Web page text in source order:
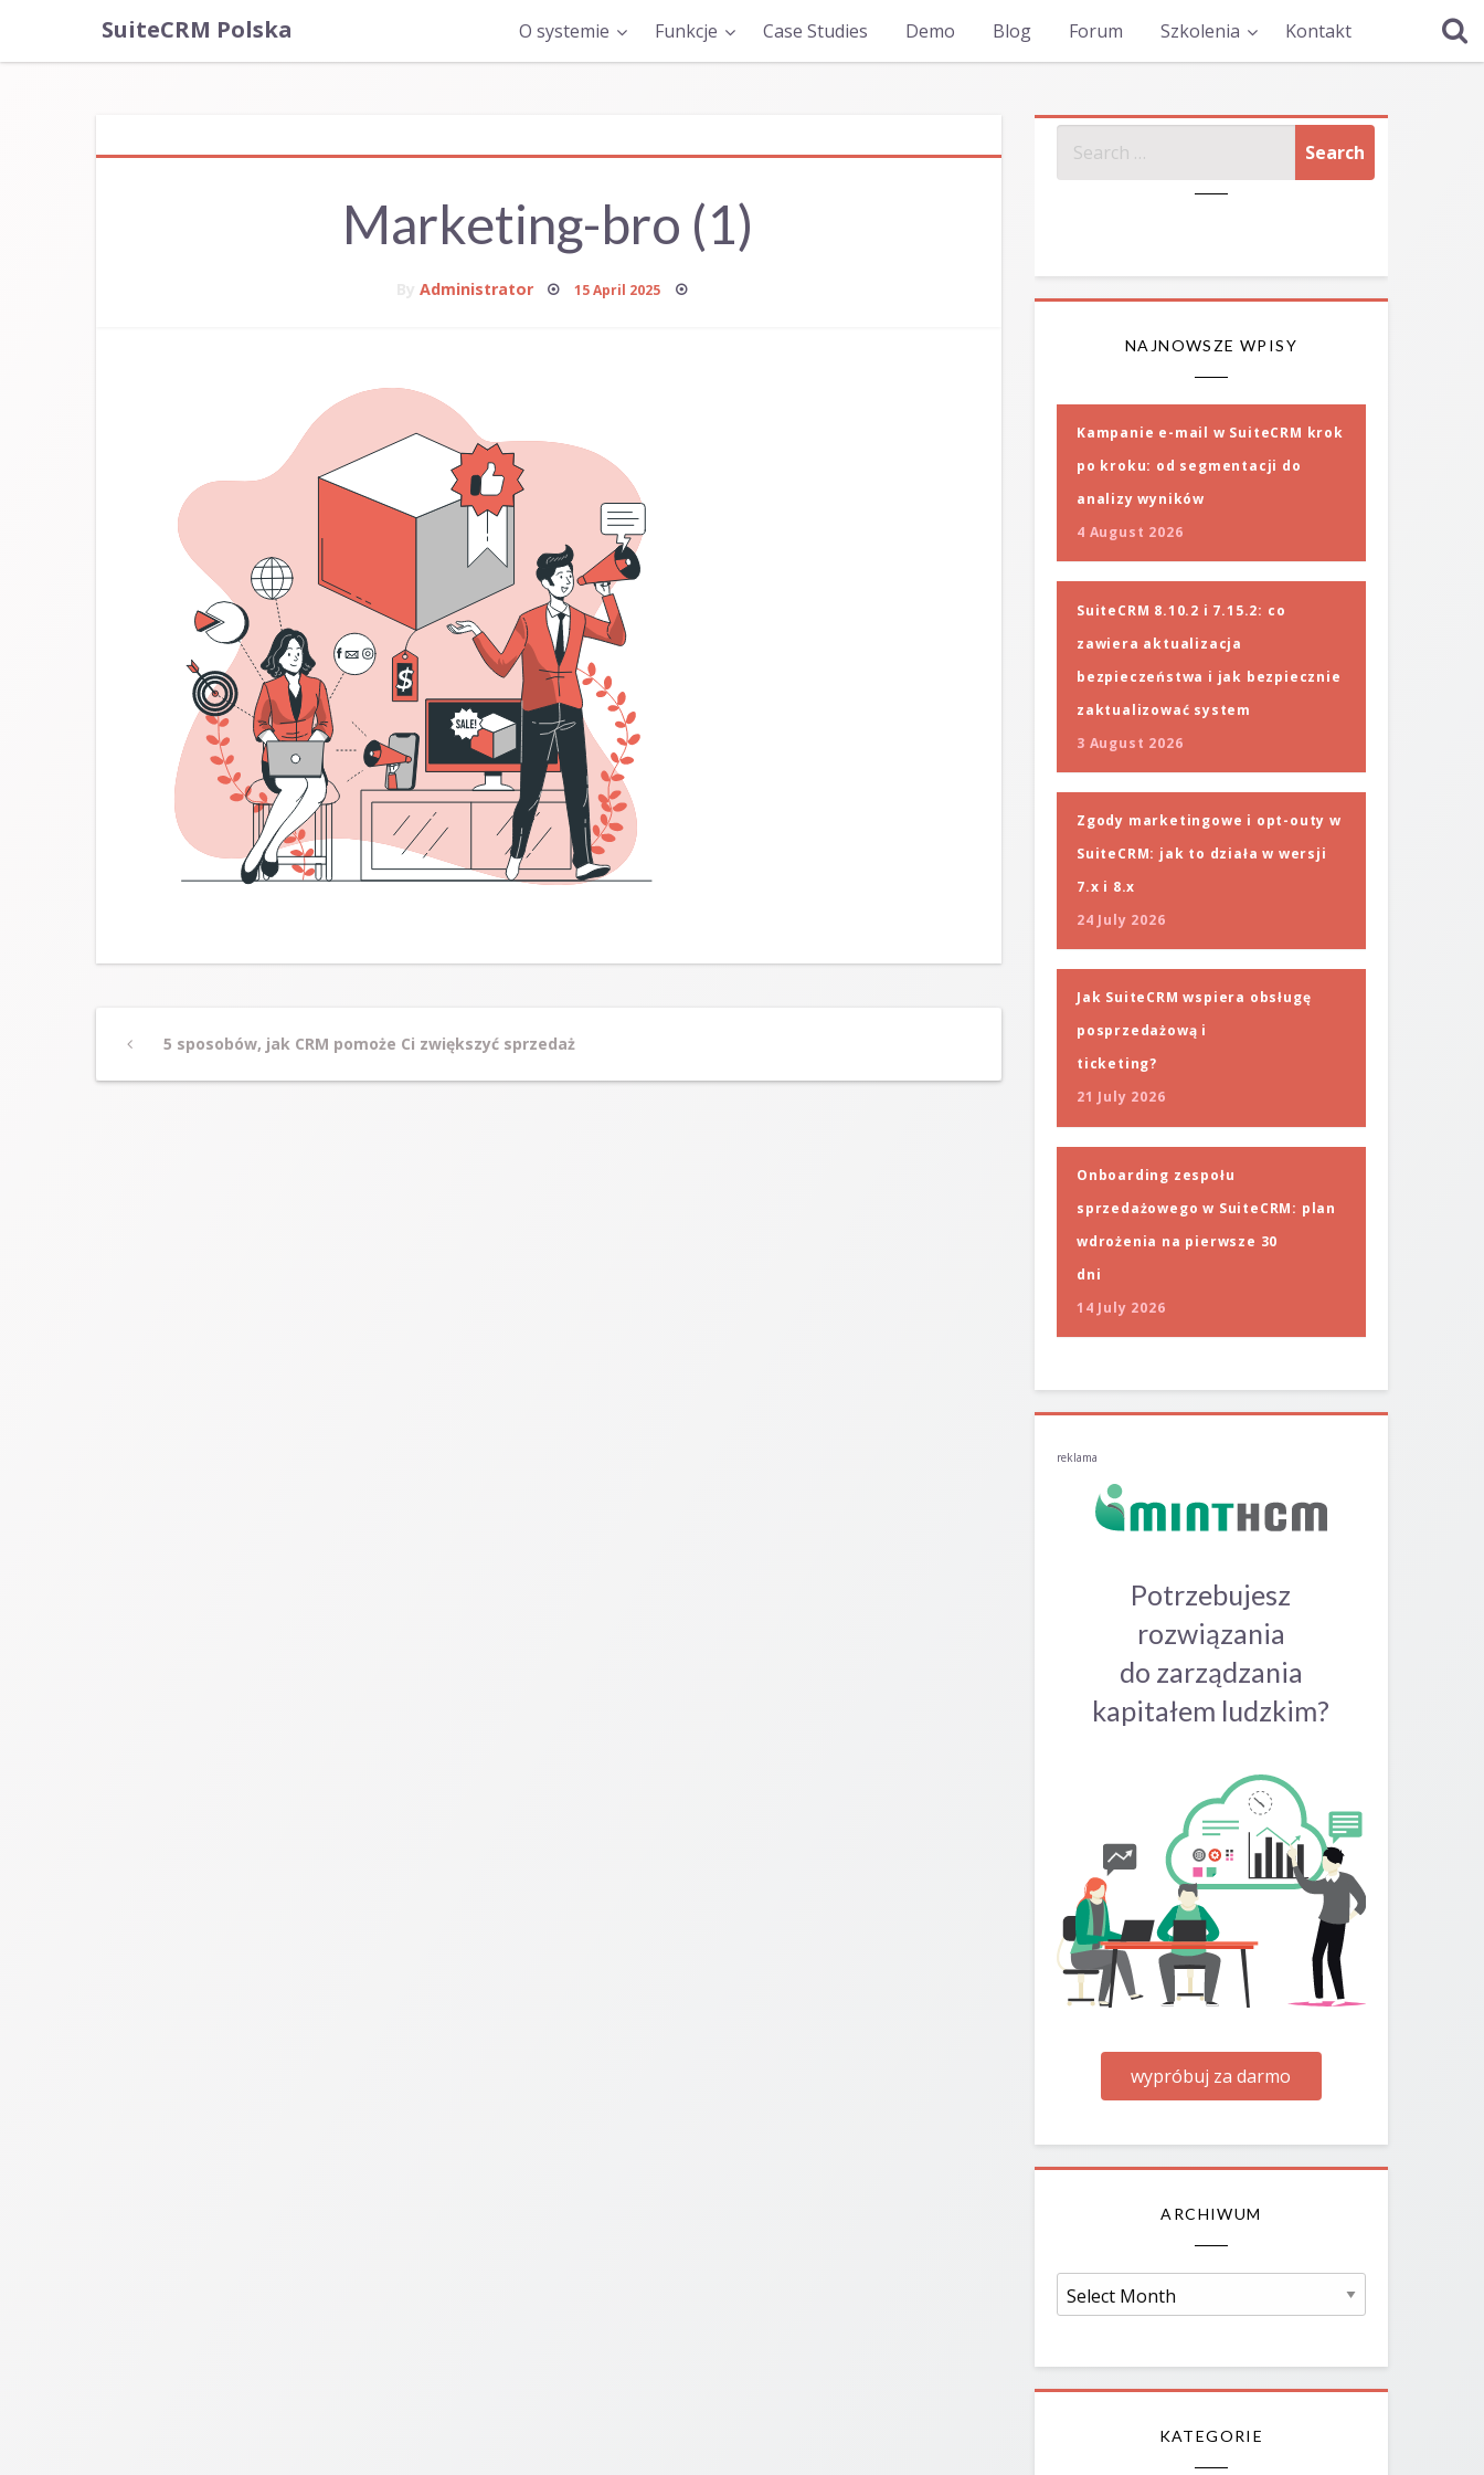
SuiteCRM Polska O systemie Funkcje Case Studies Demo Blog Forum Szkolenia Kontakt
Marketing-bro (1)
Administrator Posted
15 April 2025
Post
navigation
Previous5 sposobów, jak CRM pomoże Ci zwiększyć sprzedaż
NAJNOWSZE WPISY
Kampanie e-mail w SuiteCRM krok
po kroku: od segmentacji do
analizy wyników
4 August 2026
SuiteCRM 8.10.2 i 7.15.2: co
zawiera aktualizacja
bezpieczeństwa i jak bezpiecznie
zaktualizować system
3 August 2026
Zgody marketingowe i opt-outy w
SuiteCRM: jak to działa w wersji
7.x i 8.x
24 July 2026
Jak SuiteCRM wspiera obsługę
posprzedażową i
ticketing?
21 July 2026
Onboarding zespołu
sprzedażowego w SuiteCRM: plan
wdrożenia na pierwsze 30
dni
14 July 2026
reklama
Potrzebujesz
rozwiązania
do zarządzania
kapitałem ludzkim?
wypróbuj za darmo
ARCHIWUM
Archiwum
KATEGORIE